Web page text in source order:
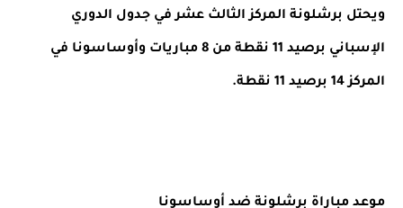
ويحتل برشلونة المركز الثالث عشر في جدول الدوري
الإسباني برصيد 11 نقطة من 8 مباريات وأوساسونا في
المركز 14 برصيد 11 نقطة.
موعد مباراة برشلونة ضد أوساسونا